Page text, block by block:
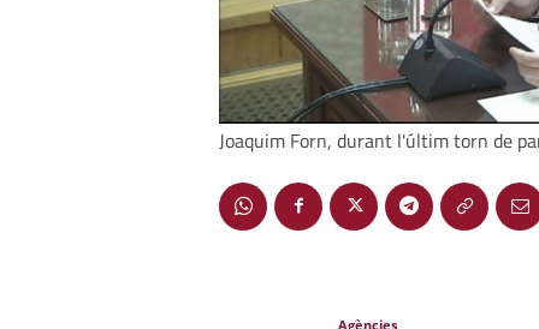
Joaquim Forn, durant l'últim torn de
Agències